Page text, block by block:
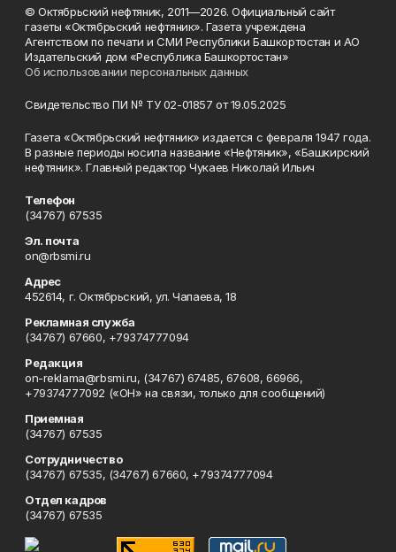
© Октябрьский нефтяник, 2011—2026. Официальный сайт
газеты «Октябрьский нефтяник». Газета учреждена
Агентством по печати и СМИ Республики Башкортостан и АО
Издательский дом «Республика Башкортостан»
Об использовании персональных данных
Свидетельство ПИ № ТУ 02-01857 от 19.05.2025
Газета «Октябрьский нефтяник» издается с февраля 1947 года.
В разные периоды носила название «Нефтяник», «Башкирский
нефтяник». Главный редактор Чукаев Николай Ильич
Телефон
(34767) 67535
Эл. почта
on@rbsmi.ru
Адрес
452614, г. Октябрьский, ул. Чапаева, 18
Рекламная служба
(34767) 67660, +79374777094
Редакция
on-reklama@rbsmi.ru, (34767) 67485, 67608, 66966,
+79374777092 («ОН» на связи, только для сообщений)
Приемная
(34767) 67535
Сотрудничество
(34767) 67535, (34767) 67660, +79374777094
Отдел кадров
(34767) 67535